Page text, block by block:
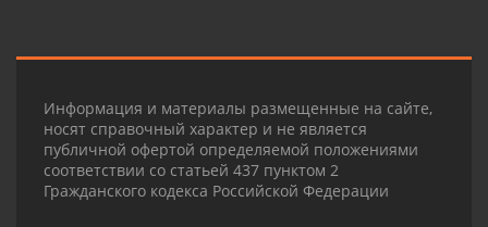
Информация и материалы размещенные на сайте,
носят справочный характер и не является
публичной офертой определяемой положениями
соответствии со статьей 437 пунктом 2
Гражданского кодекса Российской Федерации